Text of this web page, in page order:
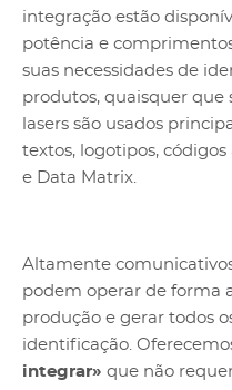
integração estão
potência e
suas necessidades de
produtos, quaisquer que
lasers são usados
textos, logotipos, códigos
e Data Matrix.
Altamente
podem operar de forma
produção e gerar todos
identificação.
integrar» que não